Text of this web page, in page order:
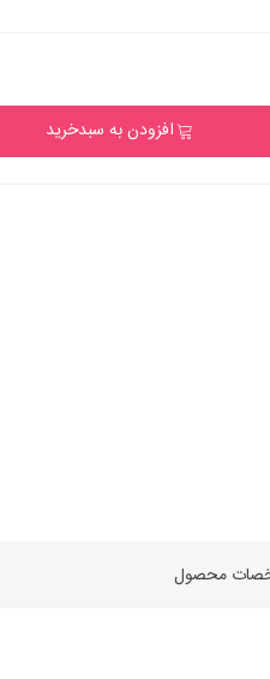
افزودن به سبدخرید
محصول